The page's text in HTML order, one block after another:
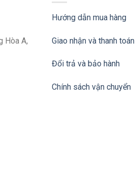
Hòa A,
Hướng dẫn mua hàng
Giao nhận và thanh toán
Đổi trả và bảo hành
Chính sách vận chuyển